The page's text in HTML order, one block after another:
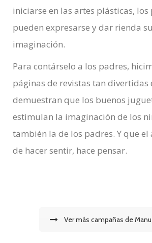
iniciarse en las artes plásticas, los
pueden expresarse y dar rienda
imaginación.
Para contárselo a los padres,
páginas de revistas tan divertidas
demuestran que los buenos
estimulan la imaginación de los
también la de los padres. Y que el
de hacer sentir, hace pensar.
Ver más campañas de